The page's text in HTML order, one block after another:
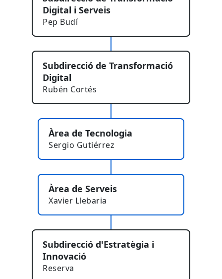
Digital i Serveis
Pep Budí
Subdirecció de Transformació
Digital
Rubén Cortés
Àrea de Tecnologia
Sergio Gutiérrez
Àrea de Serveis
Xavier Llebaria
Subdirecció d'Estratègia i
Innovació
Reserva